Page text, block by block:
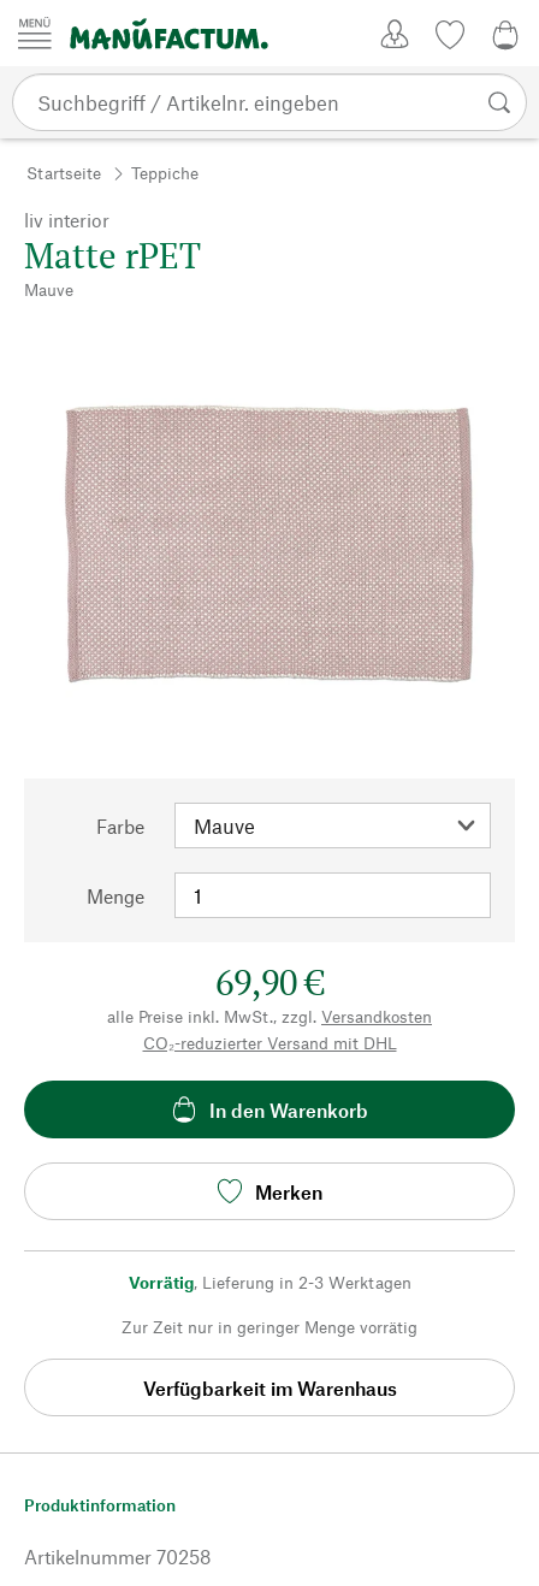
Zum Inhalt springen
Startseite Teppiche
liv interior
Matte rPET
Mauve
Farbe
Menge
69,90 €
alle Preise inkl. MwSt., zzgl. Versandkosten
CO₂-reduzierter Versand mit DHL
In den Warenkorb
Merken
Vorrätig, Lieferung in 2-3 Werktagen
Zur Zeit nur in geringer Menge vorrätig
Verfügbarkeit im Warenhaus
Produktinformation
Artikelnummer 70258